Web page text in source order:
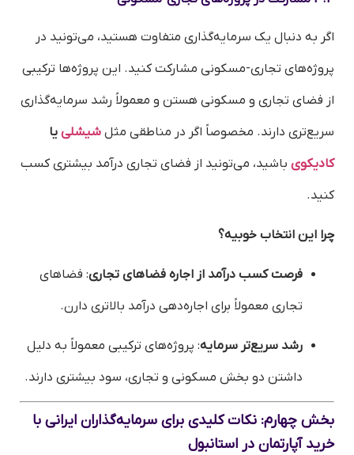
اگر به دنبال یک سرمایه‌گذاری متفاوت هستید، می‌تونید در
پروژه‌های تجاری-مسکونی مشارکت کنید. این پروژه‌ها ترکیبی
از فضای تجاری و مسکونی هستن و معمولاً رشد سرمایه‌گذاری
سریع‌تری دارند. مخصوصاً اگر در مناطقی مثل شیشلی یا
کادیکوی باشید، می‌تونید از فضای تجاری درآمد بیشتری کسب
کنید.
چرا این انتخاب خوبیه؟
فرصت کسب درآمد از اجاره فضاهای تجاری: فضاهای
تجاری معمولاً برای اجاره‌دهی درآمد بالاتری دارن.
رشد سریع‌تر سرمایه: پروژه‌های ترکیبی معمولاً به دلیل
داشتن دو بخش مسکونی و تجاری، سود بیشتری دارند.
بخش چهارم: نکات کلیدی برای سرمایه‌گذاران ایرانی با
خرید آپارتمان در استانبول